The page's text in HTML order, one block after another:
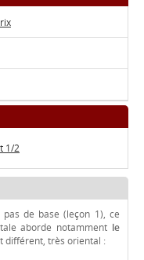
1/2
de base (leçon 1), ce
aborde notamment le
différent, très oriental :